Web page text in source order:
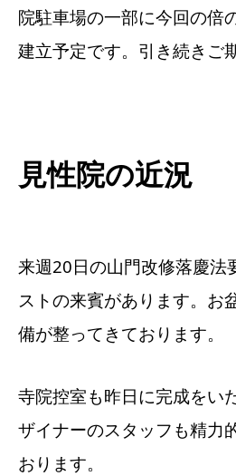
院駐車場の一部に今回の倍
建立予定です。引き続きご
見性院の近況
来週20日の山門改修落慶法
ストの来賓があります。お
備が整ってきております。
寺院控室も昨日に完成をい
ザイナーのスタッフも精力
おります。